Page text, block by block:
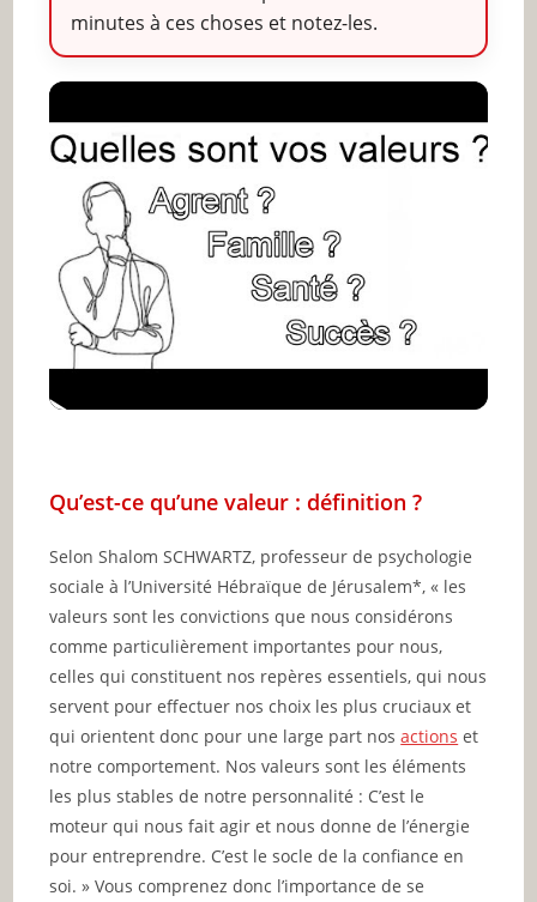
minutes à ces choses et notez-les.
Qu’est-ce qu’une valeur : définition ?
Selon Shalom SCHWARTZ, professeur de psychologie
sociale à l’Université Hébraïque de Jérusalem*, « les
valeurs sont les convictions que nous considérons
comme particulièrement importantes pour nous,
celles qui constituent nos repères essentiels, qui nous
servent pour effectuer nos choix les plus cruciaux et
qui orientent donc pour une large part nosactions et
notre comportement. Nos valeurs sont les éléments
les plus stables de notre personnalité : C’est le
moteur qui nous fait agir et nous donne de l’énergie
pour entreprendre. C’est le socle de la confiance en
soi. » Vous comprenez donc l’importance de se